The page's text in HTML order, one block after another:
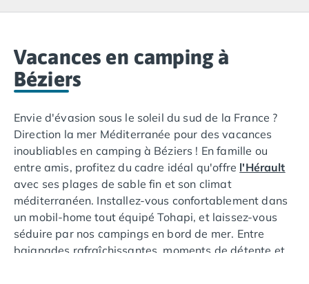
Camping Les Landes
Camping Biscarrosse
Camping Capbreton
Camping Messanges
Camping Moliets et Maa
Camping Sanguinet
Camping Seignosse
Camping Vieux Boucau les Bains
Camping Pyrénées Atlantiques
Camping Bayonne
Camping Biarritz
Camping Bidart
Vacances en camping à
Béziers
Envie d'évasion sous le soleil du sud de la France ?
Direction la mer Méditerranée pour des vacances
inoubliables en camping à Béziers ! En famille ou
entre amis, profitez du cadre idéal qu'offre l'Hérault
avec ses plages de sable fin et son climat
méditerranéen. Installez-vous confortablement dans
un mobil-home tout équipé Tohapi, et laissez-vous
séduire par nos campings en bord de mer. Entre
baignades rafraîchissantes, moments de détente et